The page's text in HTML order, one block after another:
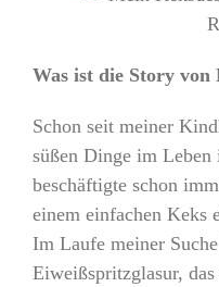
Was ist die Story
Schon seit meiner
süßen Dinge im
beschäftigte schon
einem einfachen Keks
Im Laufe meiner
Eiweißspritzglasur,